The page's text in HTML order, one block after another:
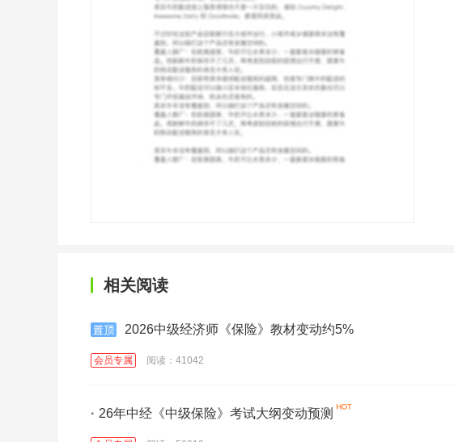
相关阅读
2026中级经济师《保险》教材变动约5%
会员专属 阅读：41042
· 26年中经《中级保险》考试大纲变动预测